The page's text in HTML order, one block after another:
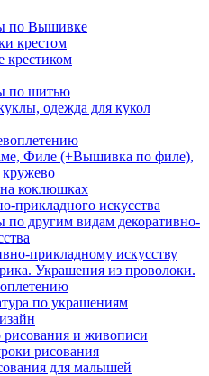
по Вышивке
крестом
по шитью
одежда для кукол
Филе (+Вышивка по филе),
коклюшках
прикладного искусства
другим видам декоративно-
прикладному искусству
Украшения из проволоки.
по украшениям
и живописи
рисования
для малышей